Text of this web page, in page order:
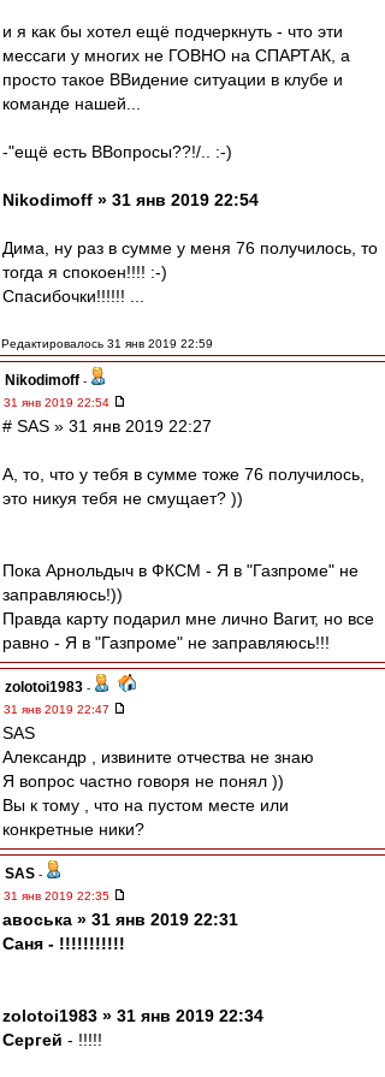
и я как бы хотел ещё подчеркнуть - что эти
мессаги у многих не ГОВНО на СПАРТАК, а
просто такое ВВидение ситуации в клубе и
команде нашей...
-"ещё есть ВВопросы??!/.. :-)
Nikodimoff » 31 янв 2019 22:54
Дима, ну раз в сумме у меня 76 получилось, то
тогда я спокоен!!!! :-)
Спасибочки!!!!!! ...
Редактировалось 31 янв 2019 22:59
Nikodimoff -
31 янв 2019 22:54
# SAS » 31 янв 2019 22:27
А, то, что у тебя в сумме тоже 76 получилось,
это никуя тебя не смущает? ))
Пока Арнольдыч в ФКСМ - Я в "Газпроме" не
заправляюсь!))
Правда карту подарил мне лично Вагит, но все
равно - Я в "Газпроме" не заправляюсь!!!
zolotoi1983 -
31 янв 2019 22:47
SAS
Александр , извините отчества не знаю
Я вопрос частно говоря не понял ))
Вы к тому , что на пустом месте или
конкретные ники?
SAS -
31 янв 2019 22:35
авоська » 31 янв 2019 22:31
Cаня - !!!!!!!!!!!
zolotoi1983 » 31 янв 2019 22:34
Сергей - !!!!!